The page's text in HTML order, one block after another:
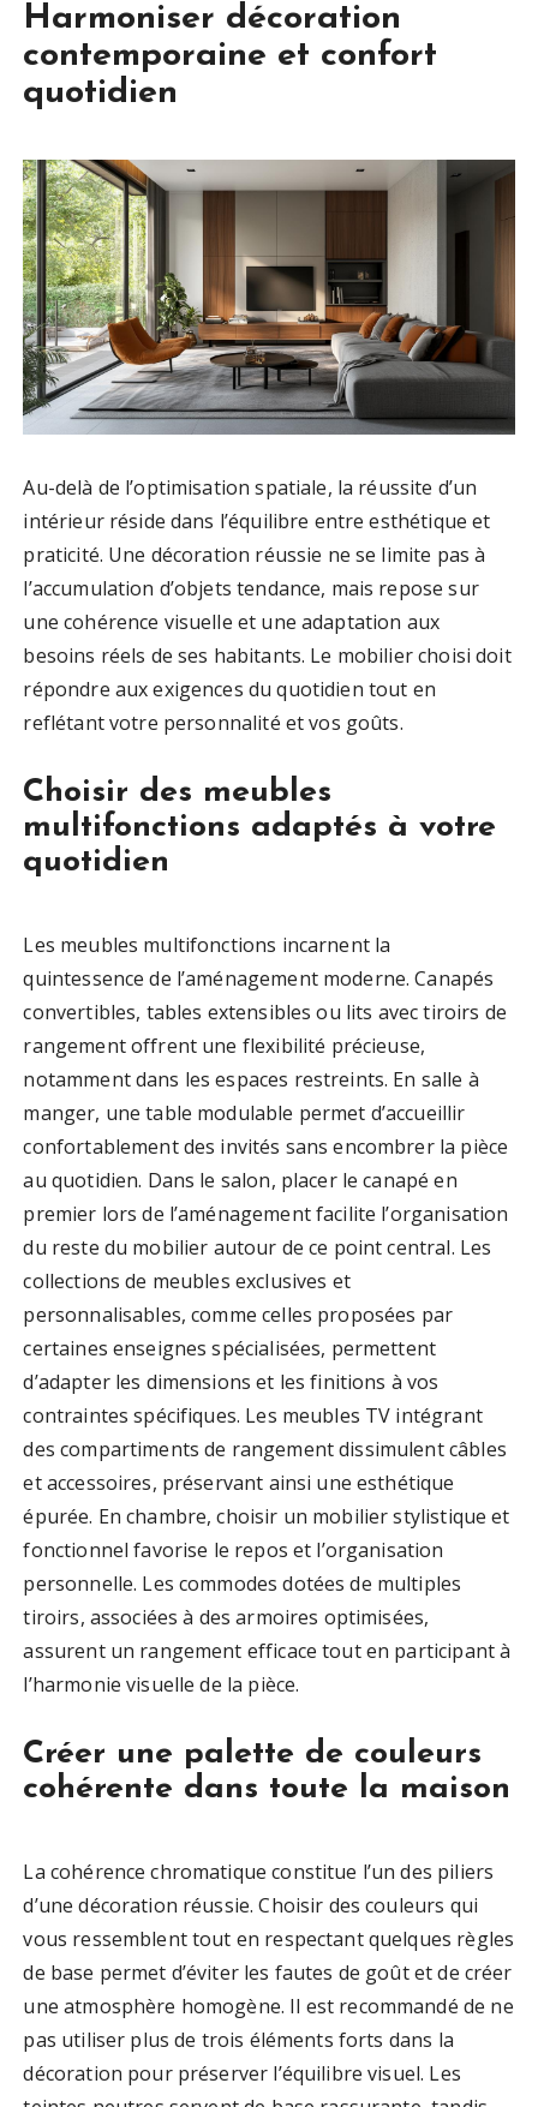
Harmoniser décoration
contemporaine et confort
quotidien
Au-delà de l’optimisation spatiale, la réussite d’un
intérieur réside dans l’équilibre entre esthétique et
praticité. Une décoration réussie ne se limite pas à
l’accumulation d’objets tendance, mais repose sur
une cohérence visuelle et une adaptation aux
besoins réels de ses habitants. Le mobilier choisi doit
répondre aux exigences du quotidien tout en
reflétant votre personnalité et vos goûts.
Choisir des meubles
multifonctions adaptés à votre
quotidien
Les meubles multifonctions incarnent la
quintessence de l’aménagement moderne. Canapés
convertibles, tables extensibles ou lits avec tiroirs de
rangement offrent une flexibilité précieuse,
notamment dans les espaces restreints. En salle à
manger, une table modulable permet d’accueillir
confortablement des invités sans encombrer la pièce
au quotidien. Dans le salon, placer le canapé en
premier lors de l’aménagement facilite l’organisation
du reste du mobilier autour de ce point central. Les
collections de meubles exclusives et
personnalisables, comme celles proposées par
certaines enseignes spécialisées, permettent
d’adapter les dimensions et les finitions à vos
contraintes spécifiques. Les meubles TV intégrant
des compartiments de rangement dissimulent câbles
et accessoires, préservant ainsi une esthétique
épurée. En chambre, choisir un mobilier stylistique et
fonctionnel favorise le repos et l’organisation
personnelle. Les commodes dotées de multiples
tiroirs, associées à des armoires optimisées,
assurent un rangement efficace tout en participant à
l’harmonie visuelle de la pièce.
Créer une palette de couleurs
cohérente dans toute la maison
La cohérence chromatique constitue l’un des piliers
d’une décoration réussie. Choisir des couleurs qui
vous ressemblent tout en respectant quelques règles
de base permet d’éviter les fautes de goût et de créer
une atmosphère homogène. Il est recommandé de ne
pas utiliser plus de trois éléments forts dans la
décoration pour préserver l’équilibre visuel. Les